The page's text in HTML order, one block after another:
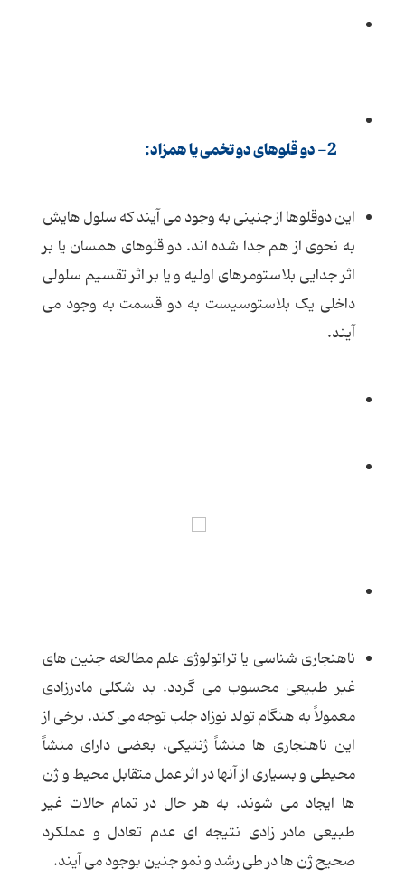
2- دو قلوهای دو تخمی یا همزاد:
این دوقلوها از جنینی به وجود می آیند که سلول هایش
به نحوی از هم جدا شده اند. دو قلوهای همسان یا بر
اثر جدایی بلاستومرهای اولیه و یا بر اثر تقسیم سلولی
داخلی یک بلاستوسیست به دو قسمت به وجود می
آیند.
ناهنجاری شناسی یا تراتولوژی علم مطالعه جنین های
غیر طبیعی محسوب می گردد. بد شکلی مادرزادی
معمولاً به هنگام تولد نوزاد جلب توجه می کند. برخی از
این ناهنجاری ها منشاً ژنتیکی، بعضی دارای منشاً
محیطی و بسیاری از آنها در اثر عمل متقابل محیط و ژن
ها ایجاد می شوند. به هر حال در تمام حالات غیر
طبیعی مادر زادی نتیجه ای عدم تعادل و عملکرد
صحیح ژن ها در طی رشد و نمو جنین بوجود می آیند.